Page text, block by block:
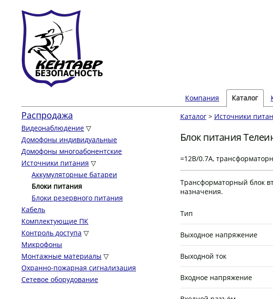
Компания Каталог
Распродажа
Видеонаблюдение ▽
Домофоны индивидуальные
Домофоны многоабонентские
Источники питания ▽
Аккумуляторные батареи
Блоки питания
Блоки резервного питания
Кабель
Комплектующие ПК
Контроль доступа ▽
Микрофоны
Монтажные материалы ▽
Охранно-пожарная сигнализация
Сетевое оборудование
Каталог> Источники
Блок питания
=12В/0.7А,
Трансформаторный блок
назначения.
Тип
Выходное напряжение
Выходной ток
Входное напряжение